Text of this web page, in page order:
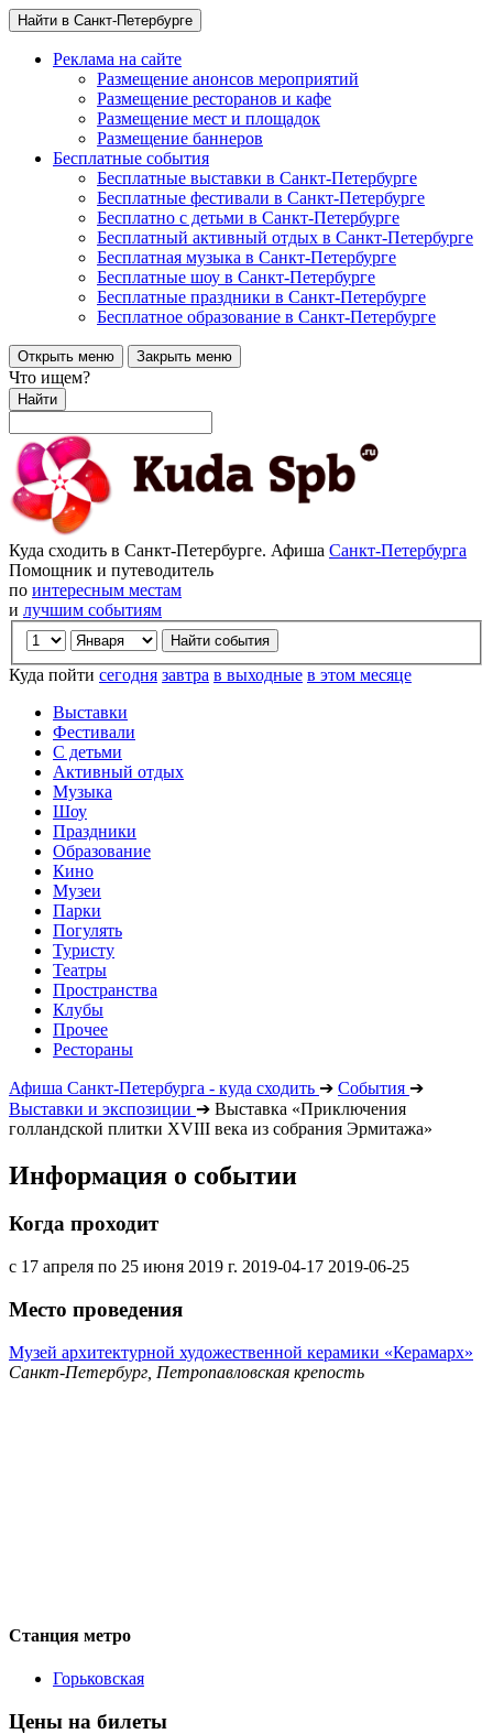
Найти в Санкт-Петербурге
Реклама на сайте
Размещение анонсов мероприятий
Размещение ресторанов и кафе
Размещение мест и площадок
Размещение баннеров
Бесплатные события
Бесплатные выставки в Санкт-Петербурге
Бесплатные фестивали в Санкт-Петербурге
Бесплатно с детьми в Санкт-Петербурге
Бесплатный активный отдых в Санкт-Петербурге
Бесплатная музыка в Санкт-Петербурге
Бесплатные шоу в Санкт-Петербурге
Бесплатные праздники в Санкт-Петербурге
Бесплатное образование в Санкт-Петербурге
Открыть меню Закрыть меню
Что ищем?
Найти
Куда сходить в Санкт-Петербурге. Афиша Санкт-Петербурга
Помощник и путеводитель
по интересным местам
и лучшим событиям
Куда пойти сегодня завтра в выходные в этом месяце
Выставки
Фестивали
С детьми
Активный отдых
Музыка
Шоу
Праздники
Образование
Кино
Музеи
Парки
Погулять
Туристу
Театры
Пространства
Клубы
Прочее
Рестораны
Афиша Санкт-Петербурга - куда сходить ➔ События ➔
Выставки и экспозиции ➔ Выставка «Приключения
голландской плитки XVIII века из собрания Эрмитажа»
Информация о событии
Когда проходит
с 17 апреля по 25 июня 2019 г. 2019-04-17 2019-06-25
Место проведения
Музей архитектурной художественной керамики «Керамарх»
Санкт-Петербург, Петропавловская крепость
Станция метро
Горьковская
Цены на билеты